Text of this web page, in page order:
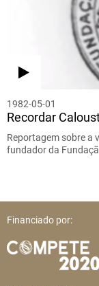
1982-05-01
Recordar
Reportagem sobre a
fundador da
Financiado por: